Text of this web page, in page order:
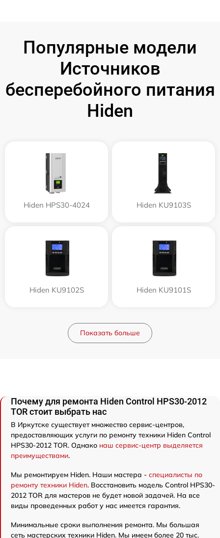
Популярные модели
Источников
бесперебойного питания
Hiden
Hiden HPS30-4024 Hiden KU9103S
Hiden KU9102S Hiden KU9101S
Показать больше
Почему для ремонта Hiden Control HPS30-2012
TOR стоит выбрать нас
В Иркутске существует множество сервис-центров,
предоставляющих услуги по ремонту техники Hiden Control
HPS30-2012 TOR. Однако наш сервис-центр выделяется
преимуществами.
Мы ремонтируем Hiden. Наши мастера - специалисты по
ремонту техники Hiden. Восстановить модель Control HPS30-
2012 TOR для мастеров не будет новой задачей. На все
виды проведенных работ у нас имеется гарантия.
Минимальные сроки выполнения ремонта. Мы большая
сеть мастерских техники Hiden. Мы имеем более 20 тыс.